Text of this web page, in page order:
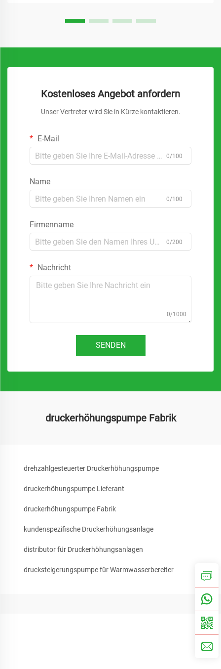
Kostenloses Angebot anfordern
Unser Vertreter wird Sie in Kürze kontaktieren.
E-Mail
0/100
Name
0/100
Firmenname
0/200
Nachricht
0/1000
SENDEN
druckerhöhungspumpe Fabrik
drehzahlgesteuerter Druckerhöhungspumpe
druckerhöhungspumpe Lieferant
druckerhöhungspumpe Fabrik
kundenspezifische Druckerhöhungsanlage
distributor für Druckerhöhungsanlagen
drucksteigerungspumpe für Warmwasserbereiter